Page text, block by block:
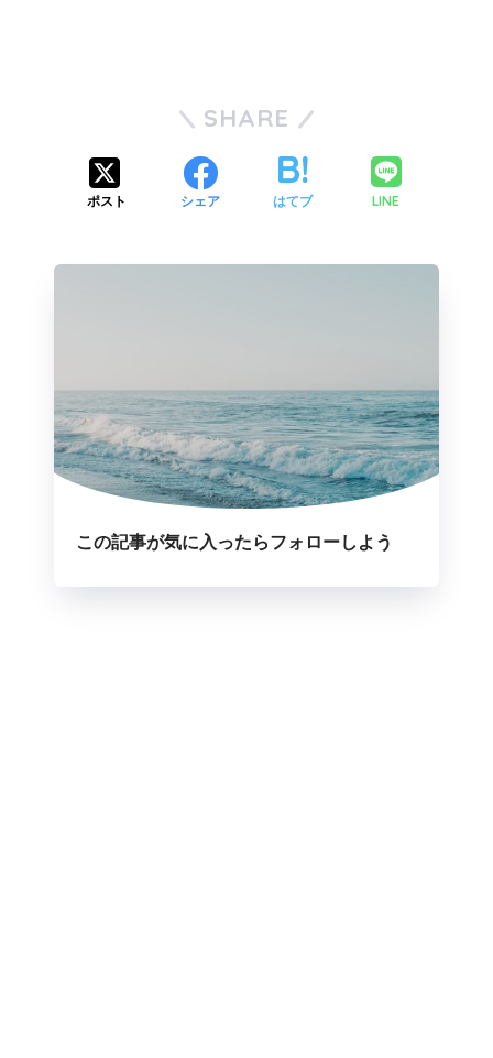
SHARE
ポスト シェア はてブ LINE
この記事が気に入ったらフォローしよう